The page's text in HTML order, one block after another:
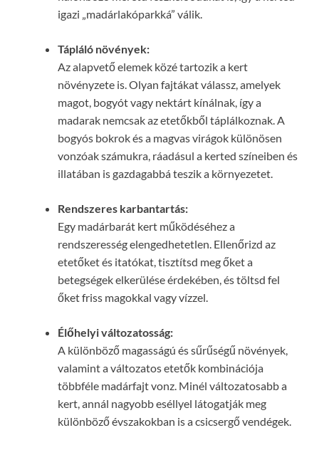
igazi „madárlakóparkká” válik.
Tápláló növények:
Az alapvető elemek közé tartozik a kert
növényzete is. Olyan fajtákat válassz, amelyek
magot, bogyót vagy nektárt kínálnak, így a
madarak nemcsak az etetőkből táplálkoznak. A
bogyós bokrok és a magvas virágok különösen
vonzóak számukra, ráadásul a kerted színeiben és
illatában is gazdagabbá teszik a környezetet.
Rendszeres karbantartás:
Egy madárbarát kert működéséhez a
rendszeresség elengedhetetlen. Ellenőrizd az
etetőket és itatókat, tisztítsd meg őket a
betegségek elkerülése érdekében, és töltsd fel
őket friss magokkal vagy vízzel.
Élőhelyi változatosság:
A különböző magasságú és sűrűségű növények,
valamint a változatos etetők kombinációja
többféle madárfajt vonz. Minél változatosabb a
kert, annál nagyobb eséllyel látogatják meg
különböző évszakokban is a csicsergő vendégek.